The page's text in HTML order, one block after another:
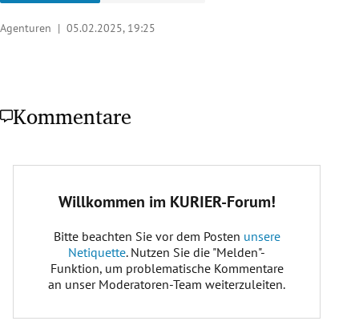
Agenturen | 05.02.2025, 19:25
Kommentare